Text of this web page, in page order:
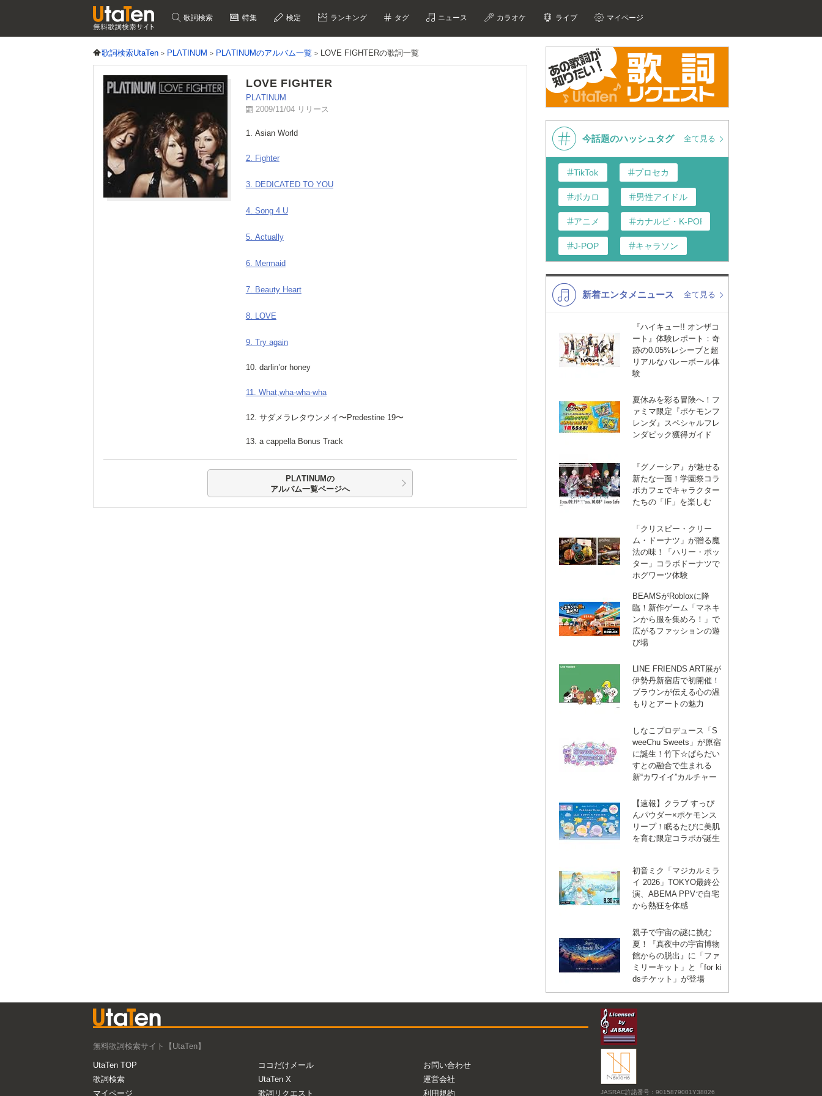
歌詞検索 特集 検定 ランキング タグ ニュース カラオケ ライブ マイページ
歌詞検索UtaTen PLΛTINUM PLΛTINUMのアルバム一覧 LOVE FIGHTERの歌詞一覧
LOVE FIGHTER
PLΛTINUM
2009/11/04 リリース
1. Asian World
2. Fighter
3. DEDICATED TO YOU
4. Song 4 U
5. Actually
6. Mermaid
7. Beauty Heart
8. LOVE
9. Try again
10. darlin’or honey
11. What,wha-wha-wha
12. サダメラレタウンメイ〜Predestine 19〜
13. a cappella Bonus Track
PLΛTINUMの
アルバム一覧ページへ
今話題のハッシュタグ 全て見る
TikTok プロセカ
ボカロ 男性アイドル
アニメ カナルビ・K-POP和訳
J-POP キャラソン
K-POP バンド
VTuber ディズニー
新着エンタメニュース 全て見る
『ハイキュー!! オンザコ
ート』体験レポート：奇
跡の0.05%レシーブと超
リアルなバレーボール体
験
夏休みを彩る冒険へ！フ
ァミマ限定『ポケモンフ
レンダ』スペシャルフレ
ンダピック獲得ガイド
『グノーシア』が魅せる
新たな一面！学園祭コラ
ボカフェでキャラクター
たちの「IF」を楽しむ
「クリスピー・クリー
ム・ドーナツ」が贈る魔
法の味！「ハリー・ポッ
ター」コラボドーナツで
ホグワーツ体験
BEAMSがRobloxに降
臨！新作ゲーム「マネキ
ンから服を集めろ！」で
広がるファッションの遊
び場
LINE FRIENDS ART展が
伊勢丹新宿店で初開催！
ブラウンが伝える心の温
もりとアートの魅力
しなこプロデュース「S
weeChu Sweets」が原宿
に誕生！竹下☆ぱらだい
すとの融合で生まれる
新“カワイイ”カルチャー
【速報】クラブ すっぴ
んパウダー×ポケモンス
リープ！眠るたびに美肌
を育む限定コラボが誕生
初音ミク「マジカルミラ
イ 2026」TOKYO最終公
演、ABEMA PPVで自宅
から熱狂を体感
親子で宇宙の謎に挑む
夏！『真夜中の宇宙博物
館からの脱出』に「ファ
ミリーキット」と「for ki
dsチケット」が登場
無料歌詞検索サイト【UtaTen】
UtaTen TOP
歌詞検索
マイページ
ココだけメール
UtaTen X
歌詞リクエスト
お問い合わせ
運営会社
利用規約
JASRAC許諾番号：9015879001Y38026